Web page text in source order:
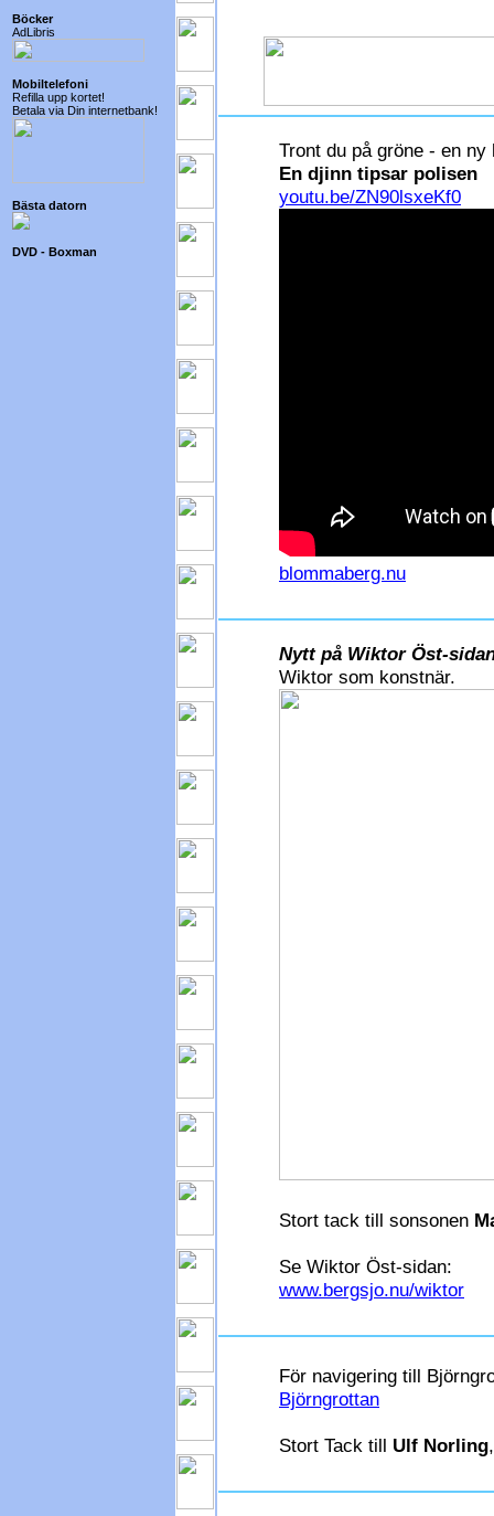
Böcker
AdLibris
Mobiltelefoni
Refilla upp kortet!
Betala via Din internetbank!
Bästa datorn
DVD - Boxman
Tront du på gröne - en ny
En djinn tipsar polisen
youtu.be/ZN90lsxeKf0
blommaberg.nu
Nytt på Wiktor Öst-
Wiktor som konstnär.
Stort tack till sonsonen
Se Wiktor Öst-sidan:
www.bergsjo.nu/wiktor
För navigering till
Björngrottan
Stort Tack till Ulf Norling